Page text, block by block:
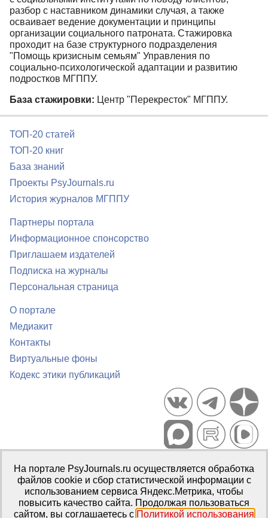
разбор с наставником динамики случая, а также
осваивает ведение документации и принципы
организации социального патроната. Стажировка
проходит на базе структурного подразделения
"Помощь кризисным семьям" Управления по
социально-психологической адаптации и развитию
подростков МГППУ.
База стажировки: Центр "Перекресток" МГППУ.
ТОП-20 статей
ТОП-20 книг
База знаний
Проекты PsyJournals.ru
История журналов МГППУ
Партнеры портала
Информационное спонсорство
Приглашаем издателей
Подписка на журналы
Персональная страница
О портале
Медиакит
Контакты
Виртуальные фоны
Кодекс этики публикаций
Портал психологических изданий PsyJournals.ru, 2007–2026
Правила использования материалов
Свидетельство регистрации СМИЭл № ФС77-66447 от 14 июля
2016 г.
Издатель: ФГБОУ ВО МГППУ
На портале PsyJournals.ru осуществляется обработка
файлов cookie и сбор статистической информации с
использованием сервиса Яндекс.Метрика, чтобы
повысить качество сайта. Продолжая пользоваться
сайтом, вы соглашаетесь с Политикой использования